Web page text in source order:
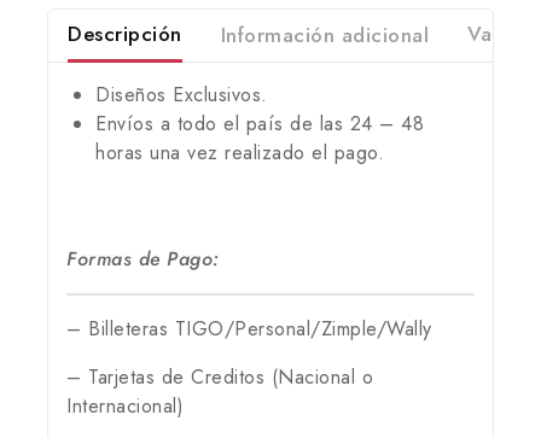
Descripción Información adicional
Diseños Exclusivos.
Envíos a todo el país de las 24 – 48
horas una vez realizado el pago.
Formas de Pago:
– Billeteras TIGO/Personal/Zimple/Wally
– Tarjetas de Creditos (Nacional o
Internacional)